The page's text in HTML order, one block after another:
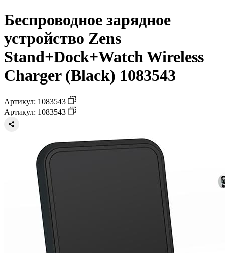
Беспроводное зарядное
устройство Zens
Stand+Dock+Watch Wireless
Charger (Black) 1083543
Артикул: 1083543
Артикул: 1083543